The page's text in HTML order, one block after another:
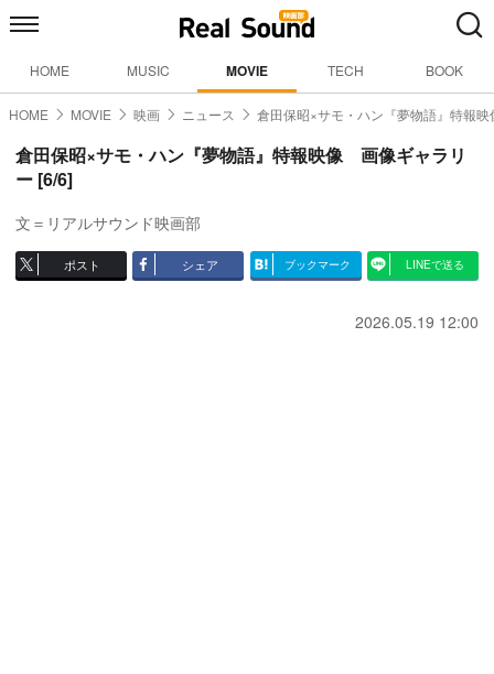
HOME MUSIC MOVIE TECH BOOK
HOME MOVIE 映画 ニュース 倉田保昭×サモ・ハン『夢物語』特報映
倉田保昭×サモ・ハン『夢物語』特報映像 画像ギャラリ
ー [6/6]
文＝リアルサウンド映画部
ポスト シェア ブックマーク LINEで送る
2026.05.19 12:00